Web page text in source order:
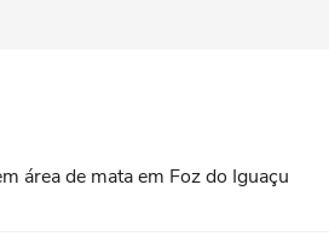
área de mata em Foz do Iguaçu